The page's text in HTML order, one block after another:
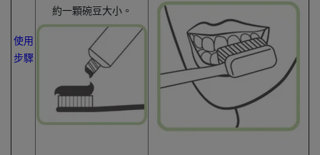
使用
步驟
約一顆碗豆大小。